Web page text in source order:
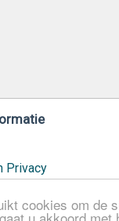
cookies om de
Privacy